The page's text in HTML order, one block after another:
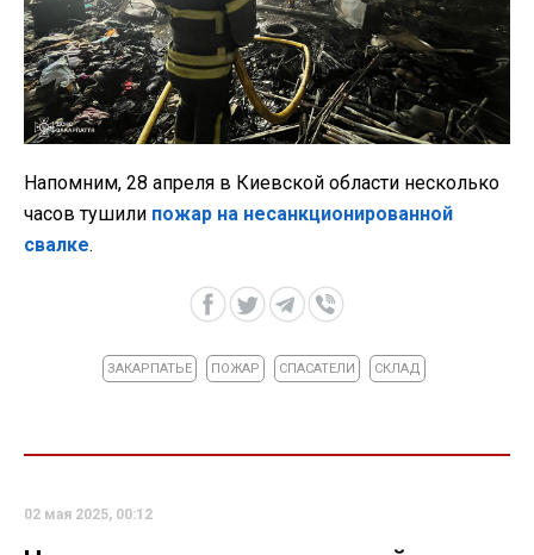
Напомним, 28 апреля в Киевской области несколько
часов тушили пожар на несанкционированной
свалке.
ЗАКАРПАТЬЕ ПОЖАР СПАСАТЕЛИ СКЛАД
02 мая 2025, 00:12